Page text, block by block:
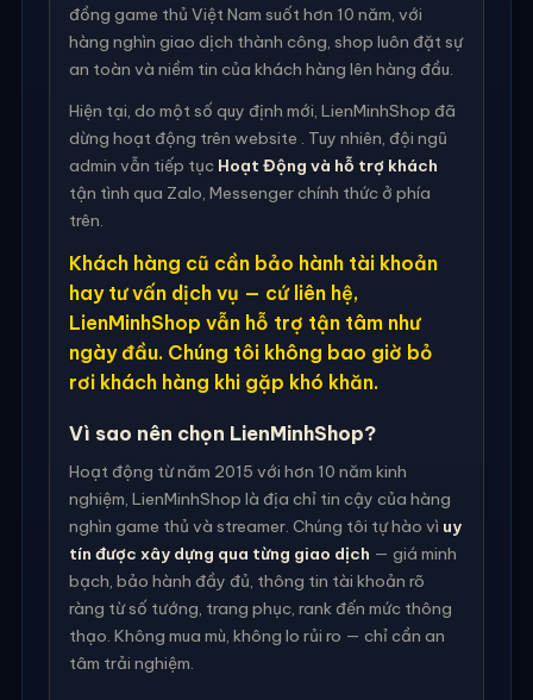
đồng game thủ Việt Nam suốt hơn 10 năm, với
hàng nghìn giao dịch thành công, shop luôn đặt sự
an toàn và niềm tin của khách hàng lên hàng đầu.
Hiện tại, do một số quy định mới, LienMinhShop đã
dừng hoạt động trên website . Tuy nhiên, đội ngũ
admin vẫn tiếp tục Hoạt Động và hỗ trợ khách
tận tình qua Zalo, Messenger chính thức ở phía
trên.
Khách hàng cũ cần bảo hành tài khoản
hay tư vấn dịch vụ — cứ liên hệ,
LienMinhShop vẫn hỗ trợ tận tâm như
ngày đầu. Chúng tôi không bao giờ bỏ
rơi khách hàng khi gặp khó khăn.
Vì sao nên chọn LienMinhShop?
Hoạt động từ năm 2015 với hơn 10 năm kinh
nghiệm, LienMinhShop là địa chỉ tin cậy của hàng
nghìn game thủ và streamer. Chúng tôi tự hào vì uy
tín được xây dựng qua từng giao dịch — giá minh
bạch, bảo hành đầy đủ, thông tin tài khoản rõ
ràng từ số tướng, trang phục, rank đến mức thông
thạo. Không mua mù, không lo rủi ro — chỉ cần an
tâm trải nghiệm.